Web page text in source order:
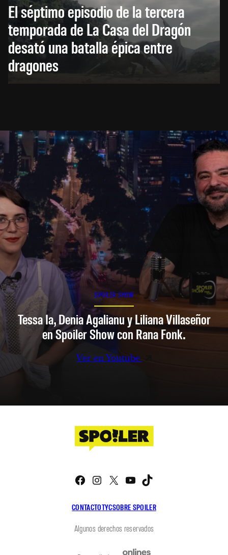
El séptimo episodio de la tercera
temporada de La Casa del Dragón
desató una batalla épica entre
dragones
SPOILER SHOW
Tessa Ia, Denia Agalianu y Liliana Villaseñor
en Spoiler Show con Rana Fonk.
Ver en Youtube
CONTACTOTYCSOBRE SPOILER
Facebook
Instagram
X YouTube
Algunos derechos reservados